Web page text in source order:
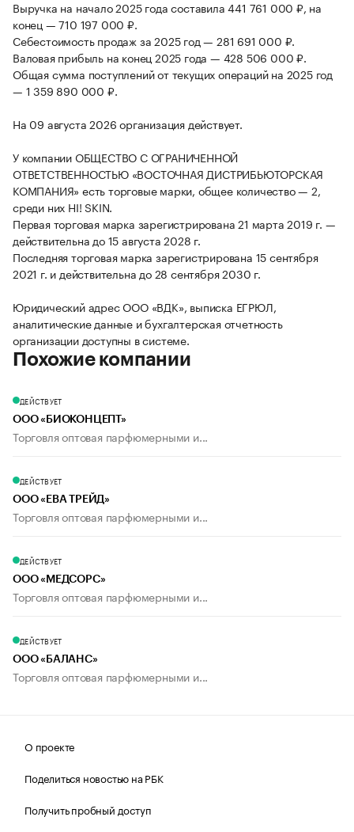
Выручка на начало 2025 года составила 441 761 000 ₽, на
конец — 710 197 000 ₽.
Себестоимость продаж за 2025 год — 281 691 000 ₽.
Валовая прибыль на конец 2025 года — 428 506 000 ₽.
Общая сумма поступлений от текущих операций на 2025 год
— 1 359 890 000 ₽.
На 09 августа 2026 организация действует.
У компании ОБЩЕСТВО С ОГРАНИЧЕННОЙ
ОТВЕТСТВЕННОСТЬЮ «ВОСТОЧНАЯ ДИСТРИБЬЮТОРСКАЯ
КОМПАНИЯ» есть торговые марки, общее количество — 2,
среди них HI! SKIN.
Первая торговая марка зарегистрирована 21 марта 2019 г. —
действительна до 15 августа 2028 г.
Последняя торговая марка зарегистрирована 15 сентября
2021 г. и действительна до 28 сентября 2030 г.
Юридический адрес ООО «ВДК», выписка ЕГРЮЛ,
аналитические данные и бухгалтерская отчетность
организации доступны в системе.
Похожие компании
ДЕЙСТВУЕТ
ООО «БИОКОНЦЕПТ»
Торговля оптовая парфюмерными и...
ДЕЙСТВУЕТ
ООО «ЕВА ТРЕЙД»
Торговля оптовая парфюмерными и...
ДЕЙСТВУЕТ
ООО «МЕДСОРС»
Торговля оптовая парфюмерными и...
ДЕЙСТВУЕТ
ООО «БАЛАНС»
Торговля оптовая парфюмерными и...
О проекте
Поделиться новостью на РБК
Получить пробный доступ